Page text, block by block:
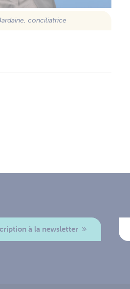
conciliatrice
à la newsletter